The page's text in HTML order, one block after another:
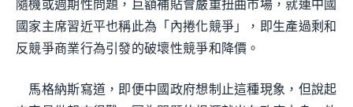
隨機或週期性問題，巨額補貼會嚴重扭曲市場，就連中國
國家主席習近平也稱此為「內捲化競爭」，即生產過剩和
反競爭商業行為引發的破壞性競爭和降價。
馬格納斯寫道，即便中國政府想制止這種現象，但說起